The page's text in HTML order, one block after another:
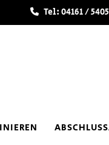
Tel: 04161 /